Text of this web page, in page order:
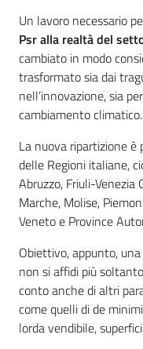
Un lavoro necessario
Psr alla realtà del
cambiato in modo
trasformato sia dai
nell’innovazione, sia
cambiamento climatico.
La nuova ripartizione
delle Regioni italiane,
Abruzzo, Friuli-Venezia
Marche, Molise,
Veneto e Province
Obiettivo, appunto,
non si affidi più
conto anche di altri
come quelli di de
lorda vendibile,